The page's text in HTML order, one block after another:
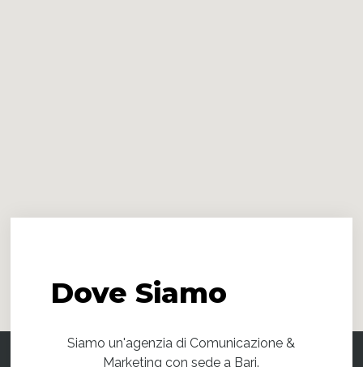
DoveSiamo
Siamo un'agenzia di Comunicazione &
Marketing con sede a Bari.